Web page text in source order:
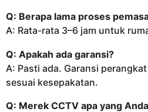
Q: Berapa lama proses
A: Rata-rata 3–6 jam untuk
Q: Apakah ada garansi?
A: Pasti ada. Garansi
sesuai kesepakatan.
Q: Merek CCTV apa yang